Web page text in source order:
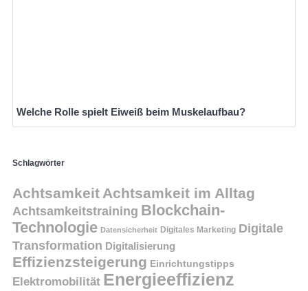
Welche Rolle spielt Eiweiß beim Muskelaufbau?
Schlagwörter
AchtsamkeitAchtsamkeit im Alltag
Achtsamkeitstraining Blockchain-
Technologie Datensicherheit Digitales Marketing Digitale
Transformation Digitalisierung
Effizienzsteigerung Einrichtungstipps
Elektromobilität Energieeffizienz